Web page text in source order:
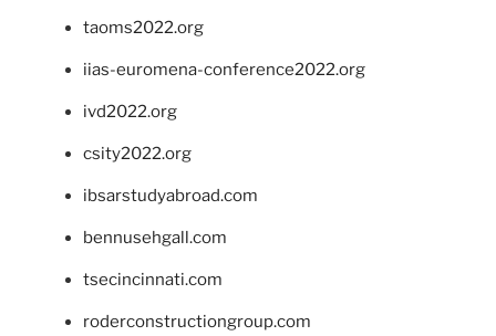
taoms2022.org
iias-euromena-conference2022.org
ivd2022.org
csity2022.org
ibsarstudyabroad.com
bennusehgall.com
tsecincinnati.com
roderconstructiongroup.com